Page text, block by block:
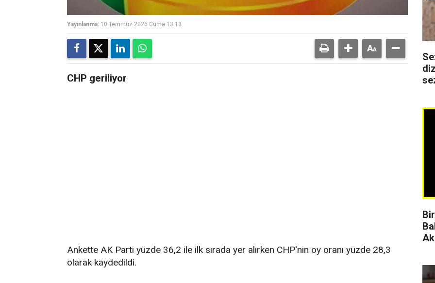
Yayınlanma: 10 Temmuz 2026 Cuma 13:13
CHP geriliyor
Ankette AK Parti yüzde 36,2 ile ilk sırada yer alırken CHP'nin oy oranı yüzde 28,3
olarak kaydedildi.